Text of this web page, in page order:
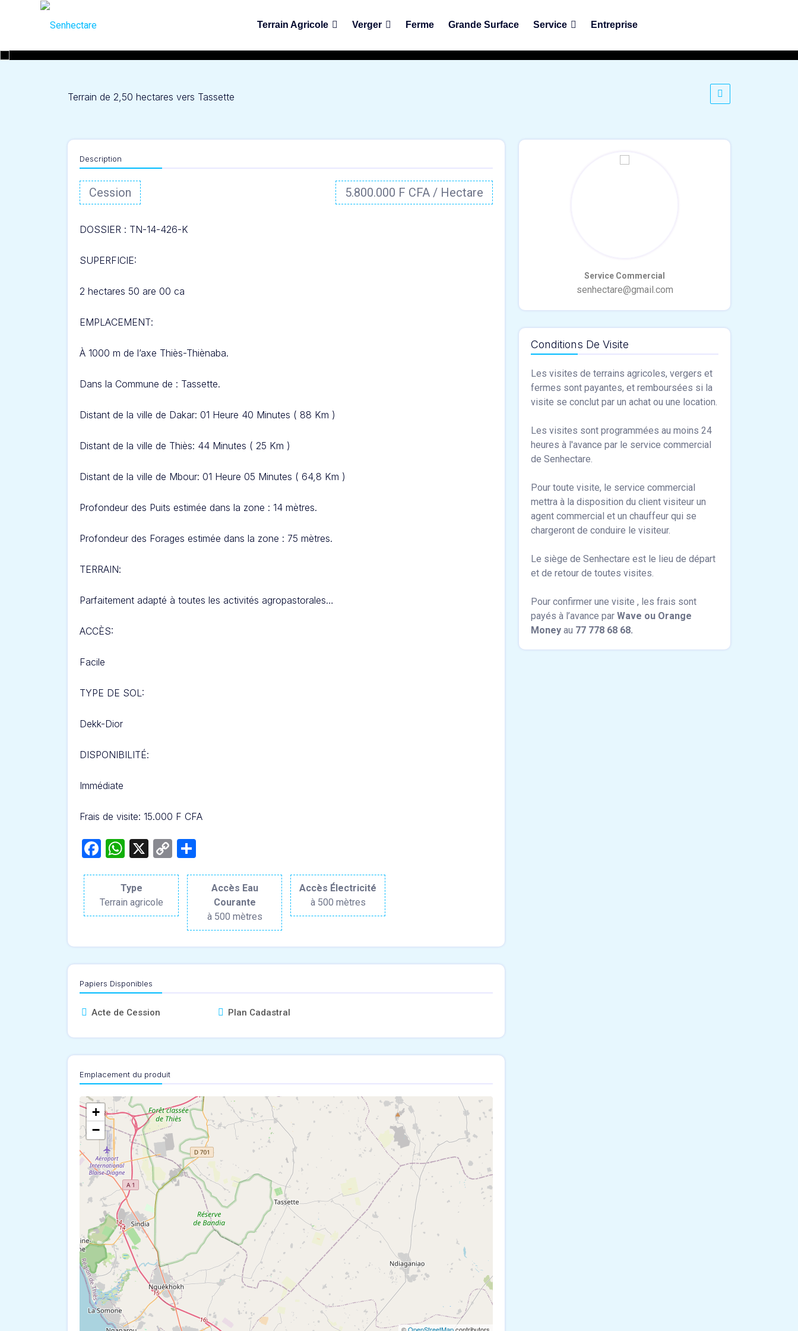
Terrain Agricole Verger Ferme Grande Surface Service Entreprise
Terrain de 2,50 hectares vers Tassette
Description
Cession 5.800.000 F CFA / Hectare
DOSSIER : TN-14-426-K
SUPERFICIE:
2 hectares 50 are 00 ca
EMPLACEMENT:
À 1000 m de l’axe Thiès-Thiènaba.
Dans la Commune de : Tassette.
Distant de la ville de Dakar: 01 Heure 40 Minutes ( 88 Km )
Distant de la ville de Thiès: 44 Minutes ( 25 Km )
Distant de la ville de Mbour: 01 Heure 05 Minutes ( 64,8 Km )
Profondeur des Puits estimée dans la zone : 14 mètres.
Profondeur des Forages estimée dans la zone : 75 mètres.
TERRAIN:
Parfaitement adapté à toutes les activités agropastorales…
ACCÈS:
Facile
TYPE DE SOL:
Dekk-Dior
DISPONIBILITÉ:
Immédiate
Frais de visite: 15.000 F CFA
Facebook
WhatsApp
X
Copy
Type
Terrain agricole
Accès Eau
Courante
à 500 mètres
Accès Électricité
à 500 mètres
Papiers Disponibles
Acte de Cession Plan Cadastral
Emplacement du produit
+
−
Conditions De Visite
Les visites de terrains agricoles, vergers et
fermes sont payantes, et remboursées si la
visite se conclut par un achat ou une location.
Les visites sont programmées au moins 24
heures à l'avance par le service commercial
de Senhectare.
Pour toute visite, le service commercial
mettra à la disposition du client visiteur un
agent commercial et un chauffeur qui se
chargeront de conduire le visiteur.
Le siège de Senhectare est le lieu de départ
et de retour de toutes visites.
Pour confirmer une visite , les frais sont
payés à l’avance par Wave ou Orange
Money au 77 778 68 68.